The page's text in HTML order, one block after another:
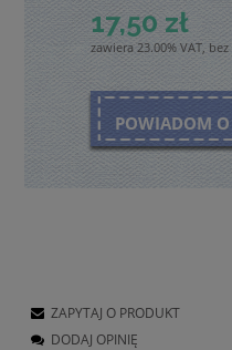
17,50 zł
zawiera 23.00% VAT,
POWIADOM O
ZAPYTAJ O PRODUKT
DODAJ OPINIĘ